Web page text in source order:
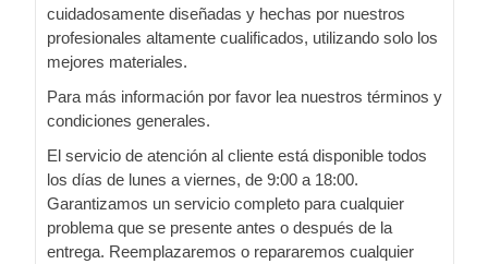
cuidadosamente diseñadas y hechas por nuestros
profesionales altamente cualificados, utilizando solo los
mejores materiales.
Para más información por favor lea nuestros términos y
condiciones generales.
El servicio de atención al cliente está disponible todos
los días de lunes a viernes, de 9:00 a 18:00.
Garantizamos un servicio completo para cualquier
problema que se presente antes o después de la
entrega. Reemplazaremos o repararemos cualquier